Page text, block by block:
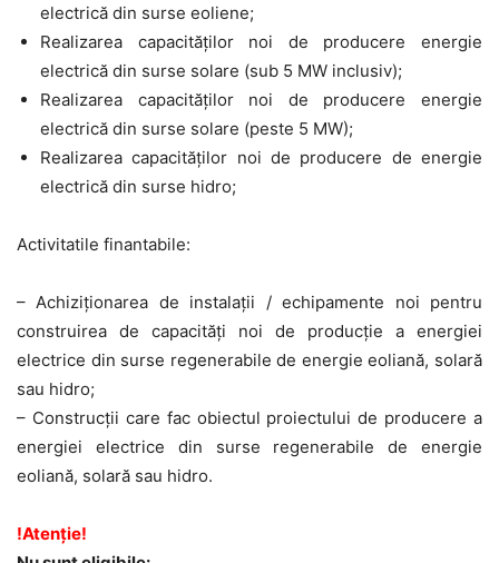
electrică din surse eoliene;
Realizarea capacităţilor noi de producere energie
electrică din surse solare (sub 5 MW inclusiv);
Realizarea capacităţilor noi de producere energie
electrică din surse solare (peste 5 MW);
Realizarea capacităţilor noi de producere de energie
electrică din surse hidro;
Activitatile finantabile:
– Achiziţionarea de instalaţii / echipamente noi pentru
construirea de capacități noi de producție a energiei
electrice din surse regenerabile de energie eoliană, solară
sau hidro;
– Construcţii care fac obiectul proiectului de producere a
energiei electrice din surse regenerabile de energie
eoliană, solară sau hidro.
!Atenție!